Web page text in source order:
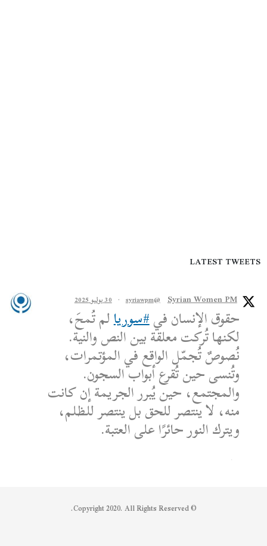
LATEST TWEETS
Syrian Women PM
@syriawpm
· 30 يوليو 2025
حقوق الإنسان في#سوريالم تُمحَ،
لكنها تُركت معلقة بين النص والنية.
نُصوصٌ تُجمّل الواقع في المؤتمرات،
وتُنسى حين تُقرع أبواب السجون.
والمجتمع، حين يُبرر الجريمة إن كانت
منه، لا ينتصر للحق بل ينتصر للظلم،
ويترك النور حائرًا على العتبة.
الكاتب: محمد الشماع
© Copyright 2020. All Rights Reserved.